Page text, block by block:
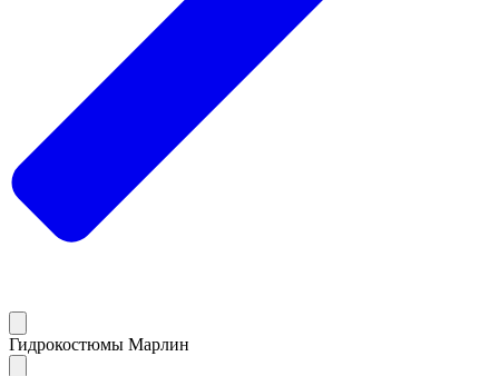
Гидрокостюмы Марлин